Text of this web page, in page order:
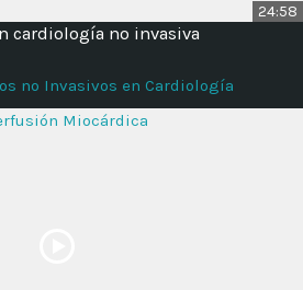
24:58
cardiología no invasiva
no Invasivos en Cardiología